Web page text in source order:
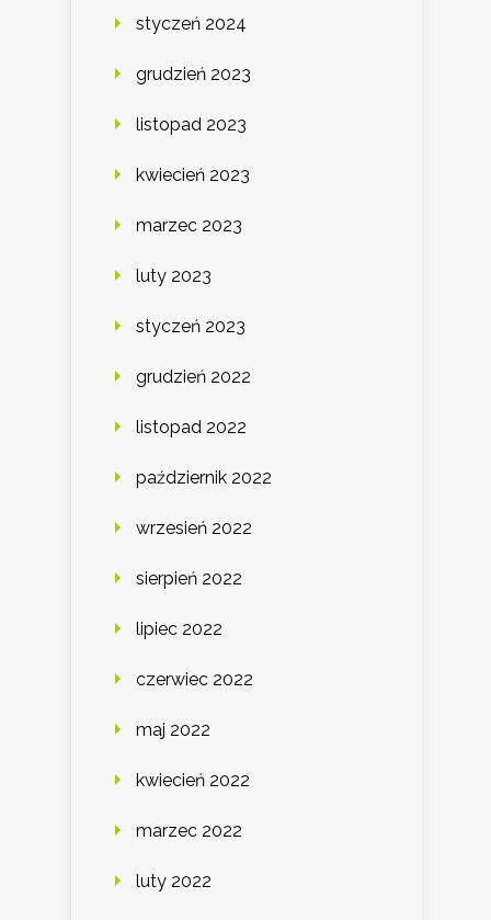
styczeń 2024
grudzień 2023
listopad 2023
kwiecień 2023
marzec 2023
luty 2023
styczeń 2023
grudzień 2022
listopad 2022
październik 2022
wrzesień 2022
sierpień 2022
lipiec 2022
czerwiec 2022
maj 2022
kwiecień 2022
marzec 2022
luty 2022